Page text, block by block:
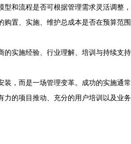
型和流程是否可根据管理需求灵活调整，
购置、实施、维护总成本是否在预算范围
的实施经验、行业理解、培训与持续支持
装，而是一场管理变革。成功的实施通常
力的项目推动、充分的用户培训以及业务